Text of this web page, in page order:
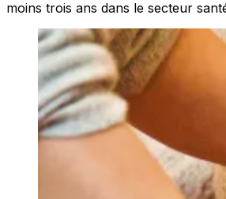
moins trois ans dans le secteur